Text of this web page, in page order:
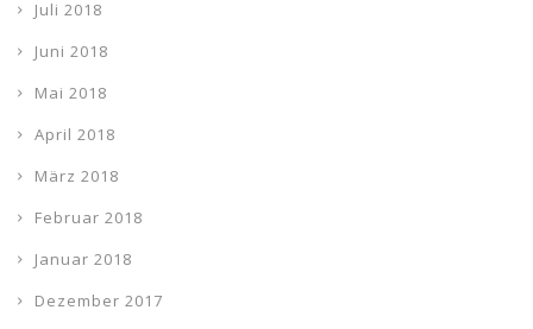
Juli 2018
Juni 2018
Mai 2018
April 2018
März 2018
Februar 2018
Januar 2018
Dezember 2017